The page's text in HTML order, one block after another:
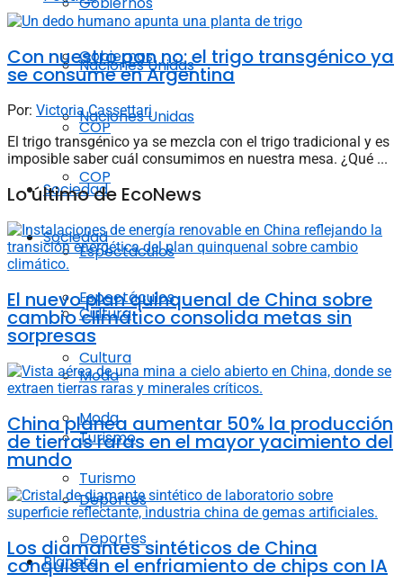
Naciones Unidas
COP
Sociedad
Espectáculos
Cultura
Moda
Turismo
Deportes
Planeta
Gobiernos
Naciones Unidas
COP
Sociedad
Espectáculos
Cultura
Moda
Turismo
Deportes
Con nuestro pan no: el trigo transgénico ya
se consume en Argentina
Por: Victoria Cassettari
El trigo transgénico ya se mezcla con el trigo tradicional y es
imposible saber cuál consumimos en nuestra mesa. ¿Qué ...
Lo último de EcoNews
El nuevo plan quinquenal de China sobre
cambio climático consolida metas sin
sorpresas
China planea aumentar 50% la producción
de tierras raras en el mayor yacimiento del
mundo
Los diamantes sintéticos de China
conquistan el enfriamiento de chips con IA